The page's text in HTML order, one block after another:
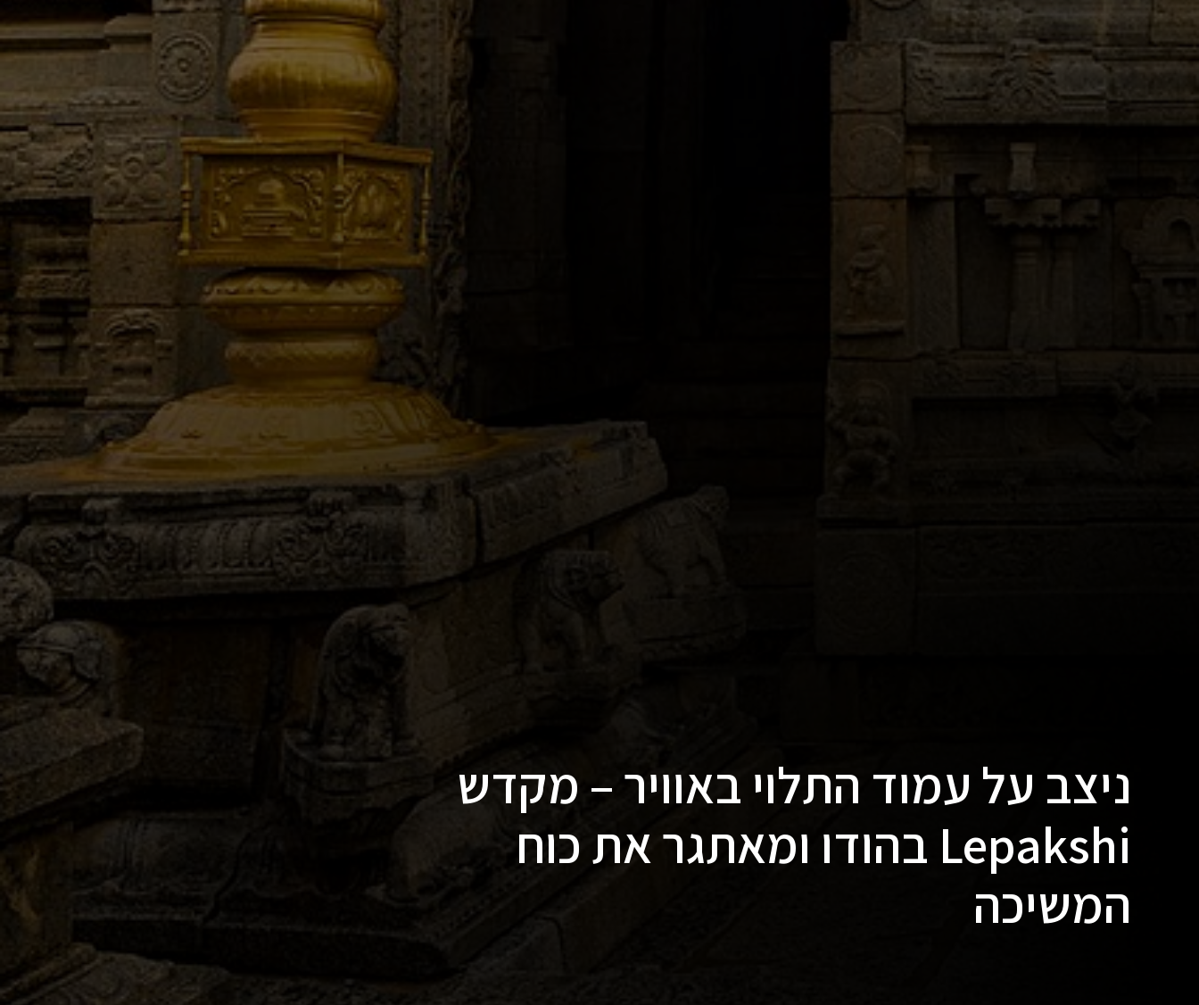
ניצב על עמוד התלוי באוויר – מקדש
Lepakshi בהודו ומאתגר את כוח
המשיכה